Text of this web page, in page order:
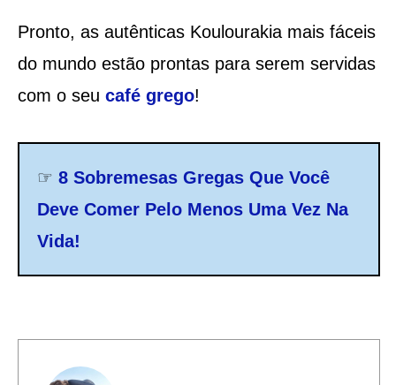
Pronto, as autênticas Koulourakia mais fáceis
do mundo estão prontas para serem servidas
com o seu café grego!
☞ 8 Sobremesas Gregas Que Você
Deve Comer Pelo Menos Uma Vez Na
Vida!